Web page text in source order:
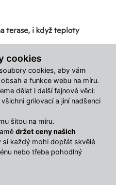
cookies
cookies, aby vám
a funkce webu na míru.
dělat i další fajnové věci:
grilovací a jiní nadšenci
šitou na míru.
držet ceny našich
si každý mohl dopřát skvělé
nebo třeba pohodlný
terase, i když teploty
zahradu či terasu v útulné
Díky výkonnému
sezónu od jara až do
a chytrým bezpečnostním
vypne přívod plynu při
zhasnutí plamene ve větru.